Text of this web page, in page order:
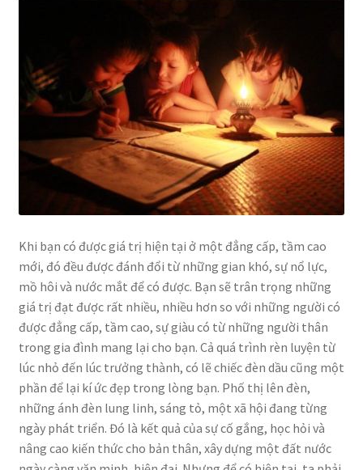
Khi bạn có được giá trị hiện tại ở một đẳng cấp, tầm cao
mới, đó đều được đánh đổi từ những gian khó, sự nổ lực,
mồ hôi và nước mắt để có được. Bạn sẽ trân trọng những
giá trị đạt được rất nhiều, nhiều hơn so với những người có
được đẳng cấp, tầm cao, sự giàu có từ những người thân
trong gia đình mang lại cho bạn. Cả quá trình rèn luyện từ
lúc nhỏ đến lúc trưởng thành, có lẽ chiếc đèn dầu cũng một
phần để lại kí ức đẹp trong lòng bạn. Phố thị lên đèn,
những ánh đèn lung linh, sáng tỏ, một xã hội đang từng
ngày phát triển. Đó là kết quả của sự cố gắng, học hỏi và
nâng cao kiến thức cho bản thân, xây dựng một đất nước